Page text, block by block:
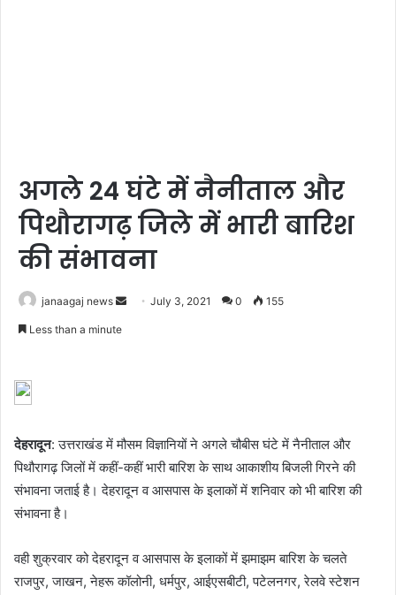
अगले 24 घंटे में नैनीताल और
पिथौरागढ़ जिले में भारी बारिश
की संभावना
janaagaj news
SendJuly 3, 2021 0 155
Less than a minute
देहरादून: उत्तराखंड में मौसम विज्ञानियों ने अगले चौबीस घंटे में नैनीताल और
पिथौरागढ़ जिलों में कहीं-कहीं भारी बारिश के साथ आकाशीय बिजली गिरने की
संभावना जताई है। देहरादून व आसपास के इलाकों में शनिवार को भी बारिश की
संभावना है।
वही शुक्रवार को देहरादून व आसपास के इलाकों में झमाझम बारिश के चलते
राजपुर, जाखन, नेहरू कॉलोनी, धर्मपुर, आईएसबीटी, पटेलनगर, रेलवे स्टेशन